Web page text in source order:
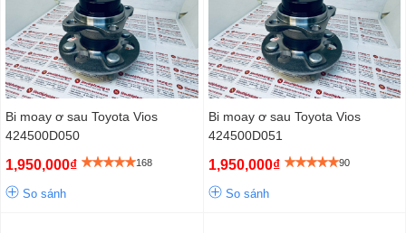
Bi moay ơ sau Toyota Vios
424500D050
1,950,000₫ 168
So sánh
Bi moay ơ sau Toyota Vios
424500D051
1,950,000₫ 90
So sánh